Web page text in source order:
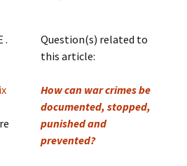
.
Question(s) related to
this article:
How can war crimes be
documented, stopped,
punished and
prevented?